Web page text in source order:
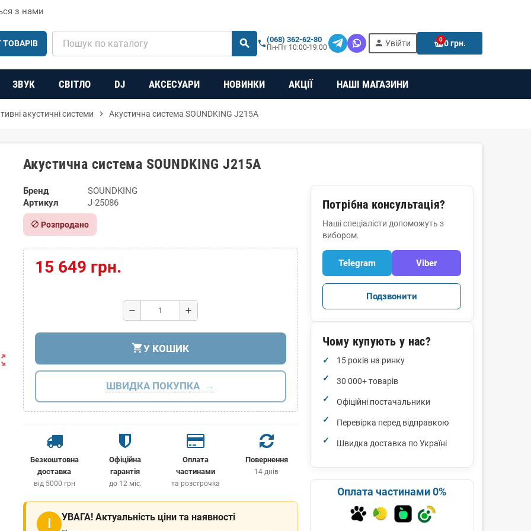
з нами
ТОВАРІВ search person Увійти 00 грн.
phone(068) 362-62-80
Пн-Пт 10:00-19:00
ЗВУК СВІТЛО DJ АКСЕСУАРИ НОВИНКИ АКЦІЇ НАШІ МАГАЗИНИ
акустичні системи chevron_right Акустична система SOUNDKING J215A
Акустична система SOUNDKING J215A
Бренд
SOUNDKING
Артикул
J-25086
block Розпродано
15 649 грн.
remove add
shopping_cartУ КОШИК
ШВИДКА ПОКУПКА
Безкоштовна
доставка
від 5000 грн
Офіційна
гарантія
до 12 міс.
Оплата
частинами
та розстрочка
Повернення
14 днів
ℹ УВАГА! Актуальність ціни та наявності
Потрібна консультація?
Наші спеціалісти допоможуть з
вибором.
Telegram Viber
Подзвонити
Чому купують у нас?
15 років на ринку
30 000+ товарів
Офіційні постачальники
Перевірка перед відправкою
Швидка доставка по Україні
Оплата частинами 0%